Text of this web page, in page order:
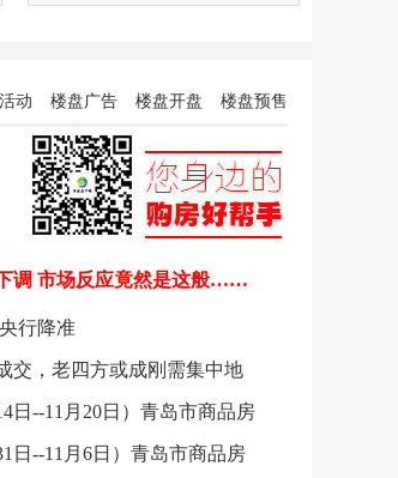
动 楼盘广告 楼盘开盘 楼盘预售
调 市场反应竟然是这般……
行降准
交，老四方或成刚需集中地
日--11月20日）青岛市商品房
日--11月6日）青岛市商品房